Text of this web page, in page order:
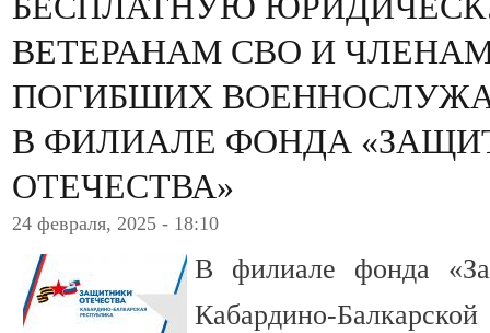
ВЕТЕРАНАМ СВО И
ПОГИБШИХ
В ФИЛИАЛЕ ФОНДА
ОТЕЧЕСТВА»
24 февраля, 2025 - 18:10
В филиале фонда
Кабардино-